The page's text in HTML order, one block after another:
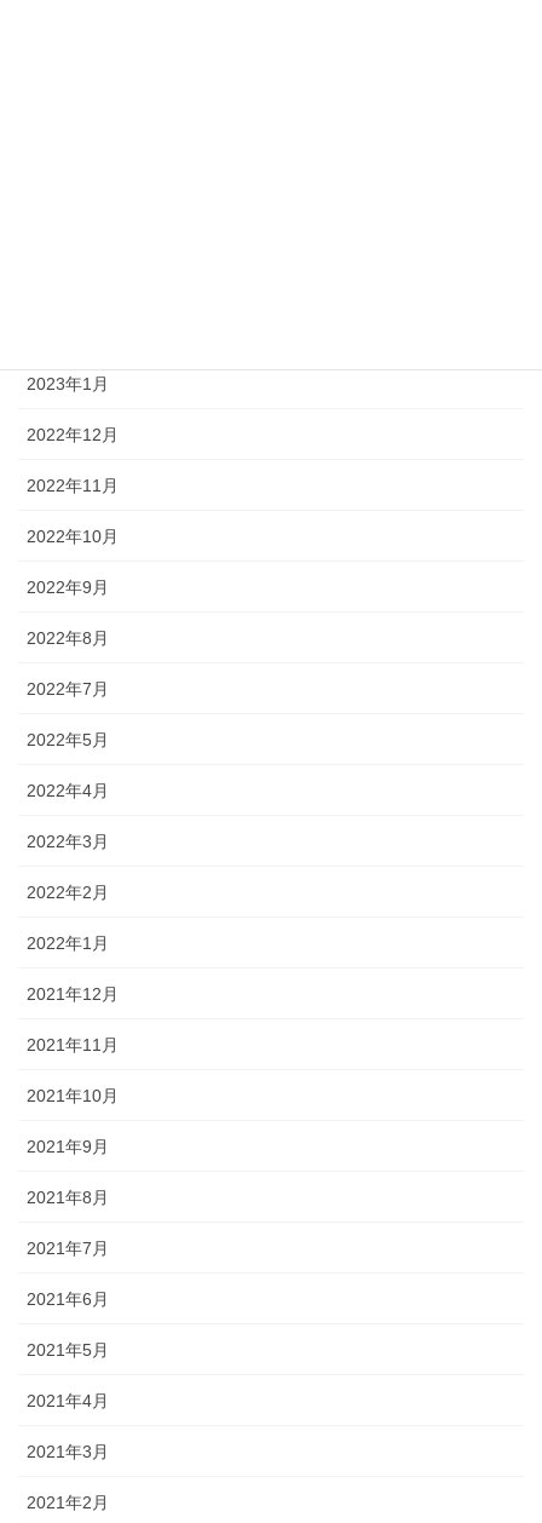
2023年1月
2022年12月
2022年11月
2022年10月
2022年9月
2022年8月
2022年7月
2022年5月
2022年4月
2022年3月
2022年2月
2022年1月
2021年12月
2021年11月
2021年10月
2021年9月
2021年8月
2021年7月
2021年6月
2021年5月
2021年4月
2021年3月
2021年2月